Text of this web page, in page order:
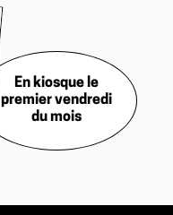
En kiosque le
premier vendredi
du mois